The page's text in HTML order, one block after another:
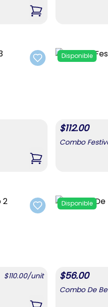
,Combo De
Add to favorites
,Combo Festivo 3
Disponible
$112.00
Combo
Add to favorites
$110.00/unit
Disponible
$56.00
Combo De